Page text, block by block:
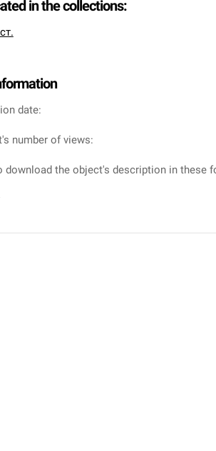
in the collections:
date:
number of views:
download the object's description in these